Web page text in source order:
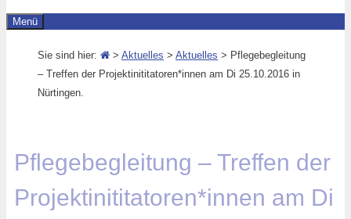
Menü
Sie sind hier: > Aktuelles > Aktuelles > Pflegebegleitung
– Treffen der Projektinititatoren*innen am Di 25.10.2016 in
Nürtingen.
Pflegebegleitung – Treffen der
Projektinititatoren*innen am Di